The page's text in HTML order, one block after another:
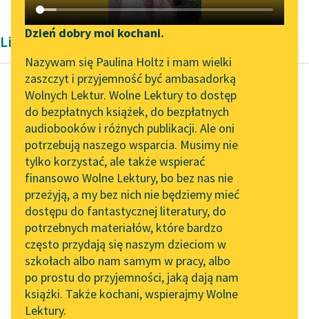
Katalog DAISY
Podkasty o książkach
Zgłoś brak utworu
Aktualności
„Prokurator Alicja Horn”
do słuchania
Byliśmy częścią AI Impact
Lab
Zapraszamy na spotkanie
online z tłumaczkami
literatury skandynawskiej
Spotkanie z Katarzyną
Tunkiel w Oslo
102. lata temu zmarł
Joseph Conrad
Narzędzia
Mapa Wolnych Lektur
Leśmianator
Przewodnik dla piszących i
czytających
API
OAI-PMH
Widget Wolnych Lektur
Przypisy
Dzień dobry moi kochani.
Nazywam się Paulina Holtz i mam wielki
zaszczyt i przyjemność być ambasadorką
Wolnych Lektur. Wolne Lektury to dostęp
do bezpłatnych książek, do bezpłatnych
audiobooków i różnych publikacji. Ale oni
potrzebują naszego wsparcia. Musimy nie
tylko korzystać, ale także wspierać
finansowo Wolne Lektury, bo bez nas nie
przeżyją, a my bez nich nie będziemy mieć
dostępu do fantastycznej literatury, do
potrzebnych materiałów, które bardzo
często przydają się naszym dzieciom w
szkołach albo nam samym w pracy, albo
po prostu do przyjemności, jaką dają nam
książki. Także kochani, wspierajmy Wolne
Lektury.
Liryka Konstantego Ildefonsa Gałczyńskiego
Konstanty Ildefons
Gałczyński
Kronika olsztyńska
Z sosny słychać
dzięcioła stuk.
A tutaj ryby bryzg!
spod nóg.
Ech, bracia, wpław! I...
Czytaj więcej